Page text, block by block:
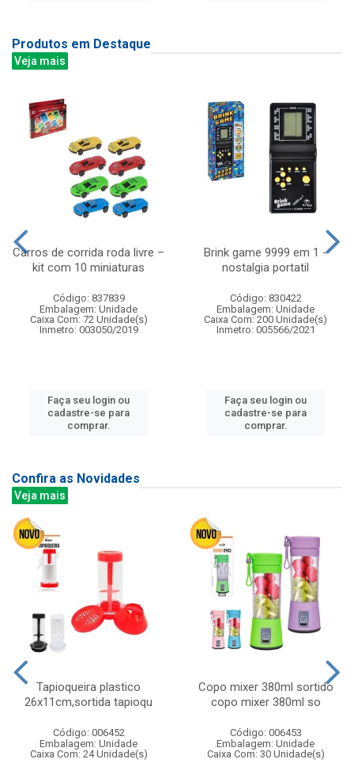
Produtos em Destaque
Veja mais
Carros de corrida roda livre –
kit com 10 miniaturas
Código: 837839
Embalagem: Unidade
Caixa Com: 72 Unidade(s)
Inmetro: 003050/2019
Faça seu login ou
cadastre-se para
comprar.
Brink game 9999 em 1 -
nostalgia portatil
Código: 830422
Embalagem: Unidade
Caixa Com: 200 Unidade(s)
Inmetro: 005566/2021
Faça seu login ou
cadastre-se para
comprar.
Confira as Novidades
Veja mais
Tapioqueira plastico
26x11cm,sortida tapioqu
Código: 006452
Embalagem: Unidade
Caixa Com: 24 Unidade(s)
Copo mixer 380ml sortido
copo mixer 380ml so
Código: 006453
Embalagem: Unidade
Caixa Com: 30 Unidade(s)